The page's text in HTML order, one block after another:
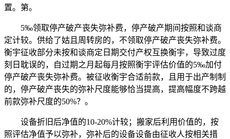
置。第。
5‰领取停产破产丧失弥补费，停产破产期间按照和谈商
定计较。供给了姑且周转房的，不领取停产破产丧失弥补费。
衡宇征收部分未按和谈商定日期交付产权互换衡宇，导致过度
刻日耽误的，自过期之月起每月按照衡宇评估价值的5‰加付
停产破产丧失弥补费。被征收衡宇合适前款，且用于出产制制
的，停产破产丧失的弥补尺度能够恰当提高，提高幅度不跨越
前款弥补尺度的50%？。
设备折旧后净值的10-20%计较；搬家后利用价值的，按
照评估净值予以弥补，弥补后的设备设备由征收人按相关措